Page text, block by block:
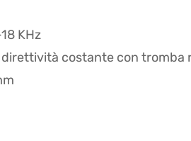
KHz
direttività costante con tromba